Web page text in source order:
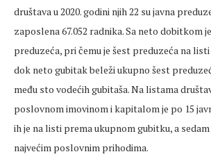
društava u 2020. godini njih 22 su javna
zaposlena 67.052 radnika. Sa neto dobitkom
preduzeća, pri čemu je šest preduzeća na
dok neto gubitak beleži ukupno šest
među sto vodećih gubitaša. Na listama
poslovnom imovinom i kapitalom je po 15
ih je na listi prema ukupnom gubitku, a
najvećim poslovnim prihodima.